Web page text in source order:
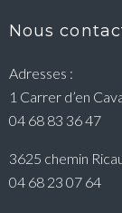
Nous
Adresses :
1 Carrer d’en
04 68 83 36 47
3625 chemin
04 68 23 07 64